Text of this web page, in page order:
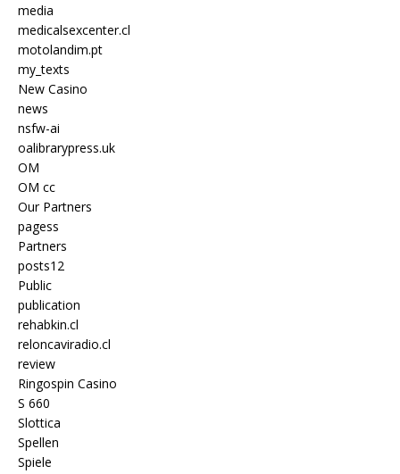
media
medicalsexcenter.cl
motolandim.pt
my_texts
New Casino
news
nsfw-ai
oalibrarypress.uk
OM
OM cc
Our Partners
pagess
Partners
posts12
Public
publication
rehabkin.cl
reloncaviradio.cl
review
Ringospin Casino
S 660
Slottica
Spellen
Spiele